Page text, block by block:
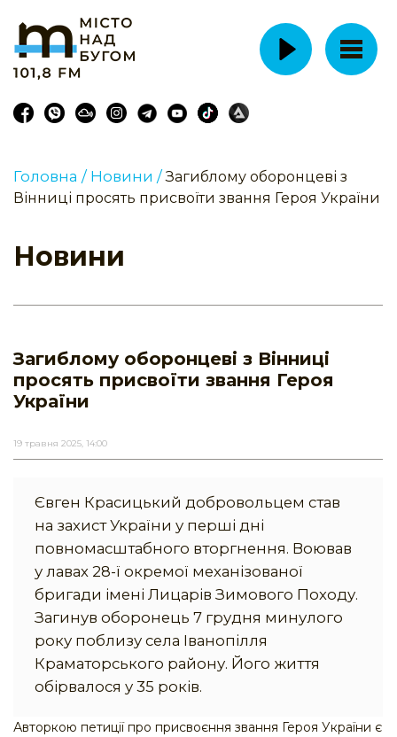
Головна / Новини / Загиблому оборонцеві з
Вінниці просять присвоїти звання Героя України
Новини
Загиблому оборонцеві з Вінниці
просять присвоїти звання Героя
України
19 травня 2025, 14:00
Євген Красицький добровольцем став
на захист України у перші дні
повномасштабного вторгнення. Воював
у лавах 28-ї окремої механізованої
бригади імені Лицарів Зимового Походу.
Загинув оборонець 7 грудня минулого
року поблизу села Іванопілля
Краматорського району. Його життя
обірвалося у 35 років.
Авторкою петиції про присвоєння звання Героя України є